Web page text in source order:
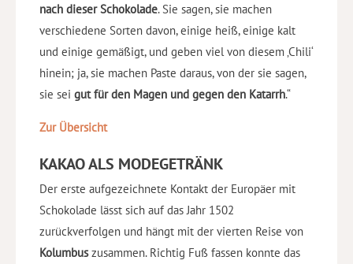
nach dieser Schokolade. Sie sagen, sie machen
verschiedene Sorten davon, einige heiß, einige kalt
und einige gemäßigt, und geben viel von diesem ‚Chili‘
hinein; ja, sie machen Paste daraus, von der sie sagen,
sie sei gut für den Magen und gegen den Katarrh.“
Zur Übersicht
KAKAO ALS MODEGETRÄNK
Der erste aufgezeichnete Kontakt der Europäer mit
Schokolade lässt sich auf das Jahr 1502
zurückverfolgen und hängt mit der vierten Reise von
Kolumbuszusammen. Richtig Fuß fassen konnte das